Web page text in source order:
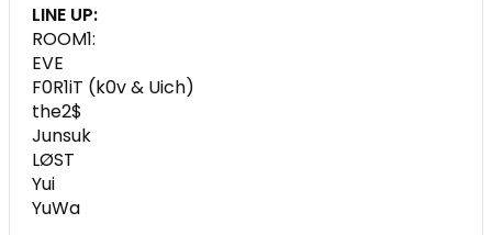
LINE UP:
ROOM1:
EVE
F0R1iT (k0v & Uich)
the2$
Junsuk
LØST
Yui
YuWa